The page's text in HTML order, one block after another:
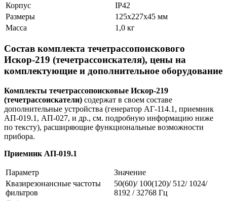
Корпус
IP42
Размеры
125х227х45 мм
Масса
1,0 кг
Состав комплекта течетрассопоискового
Искор-219 (течетрассоискателя), цены на
комплектующие и дополнительное оборудование
Комплекты течетрассопоисковые Искор-219
(течетрассоискатели) содержат в своем составе
дополнительные устройства (генератор АГ-114.1, приемник
АП-019.1, АП-027, и др., см. подробную информацию ниже
по тексту), расширяющие функциональные возможности
прибора.
Приемник АП-019.1
Параметр
Значение
Квазирезонансные частоты
фильтров
50(60)/ 100(120)/ 512/ 1024/
8192 / 32768 Гц